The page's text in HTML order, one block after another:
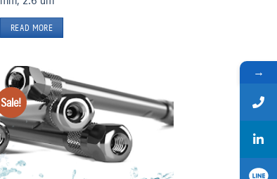
READ MORE
Sale! Add
to
wishlist
→